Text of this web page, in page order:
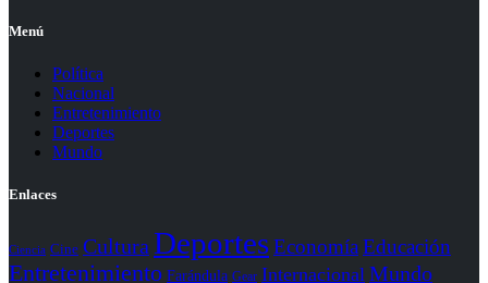
Menú
Política
Nacional
Entretenimiento
Deportes
Mundo
Enlaces
Ciencia Cine Cultura DeportesEconomíaEducación
Entretenimiento Farándula Gear Internacional Mundo